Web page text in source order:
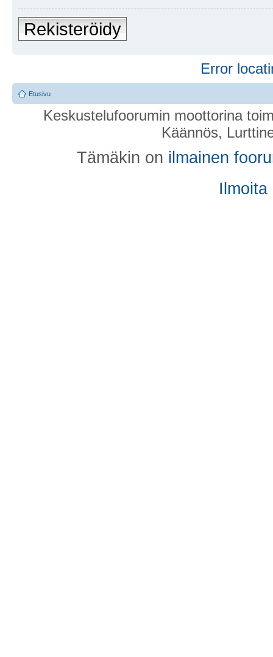
Rekisteröidy
Error
Etusivu
Keskustelufoorumin moottorina
Käännös,
Tämäkin on ilmainen